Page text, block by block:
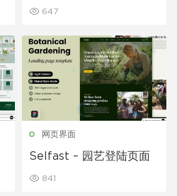
647
网页界面
Selfast – 园艺登陆页面
841